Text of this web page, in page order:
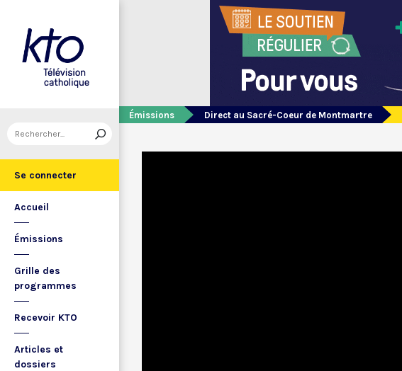
Se connecter
Accueil
Émissions
Grille des
programmes
Recevoir KTO
Articles et
dossiers
Émissions Direct au Sacré-Coeur de Montmartre